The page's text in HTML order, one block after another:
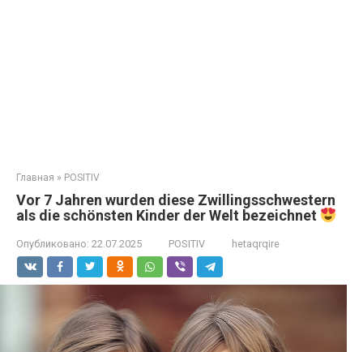
Главная » POSITIV
Vor 7 Jahren wurden diese Zwillingsschwestern
als die schönsten Kinder der Welt bezeichnet
Опубликовано: 22.07.2025 POSITIV hetaqrqire